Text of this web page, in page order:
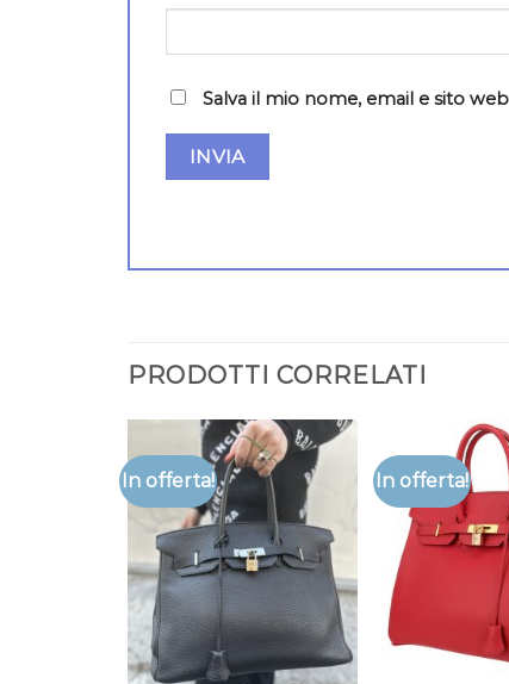
Salva il mio nome, email e sito
PRODOTTI CORRELATI
In offerta! In offerta!